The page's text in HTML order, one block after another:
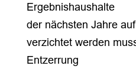
Ergebnishaushalte
der nächsten Jahre
verzichtet werden
Entzerrung